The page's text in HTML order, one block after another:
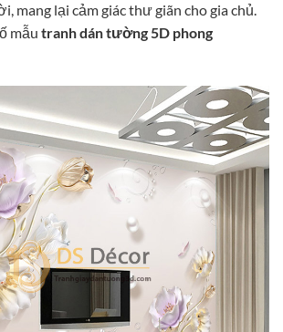
mang lại cảm giác thư giãn cho gia chủ.
mẫu tranh dán tường 5D phong